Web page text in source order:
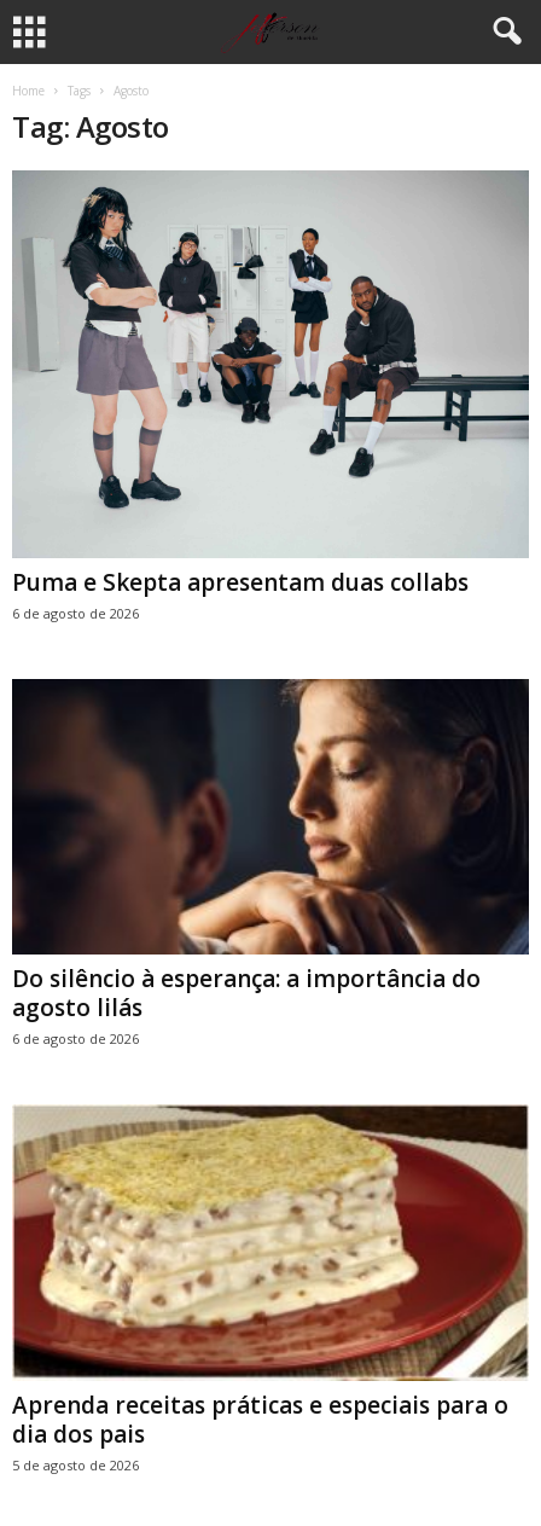
Home Tags Agosto
Tag: Agosto
Puma e Skepta apresentam duas collabs
6 de agosto de 2026
Do silêncio à esperança: a importância do
agosto lilás
6 de agosto de 2026
Aprenda receitas práticas e especiais para o
dia dos pais
5 de agosto de 2026